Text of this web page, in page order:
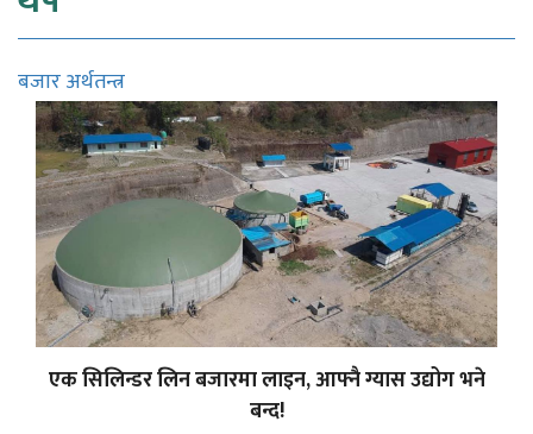
बजार अर्थतन्त्र
एक सिलिन्डर लिन बजारमा लाइन, आफ्नै ग्यास उद्योग भने
बन्द!